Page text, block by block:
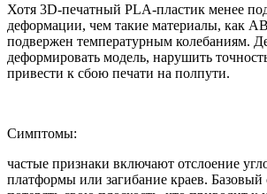
Хотя 3D-печатный PLA-пластик менее
деформации, чем такие материалы, как
подвержен температурным колебаниям.
деформировать модель, нарушить
привести к сбою печати на полпути.
Симптомы:
частые признаки включают отслоение
платформы или загибание краев.